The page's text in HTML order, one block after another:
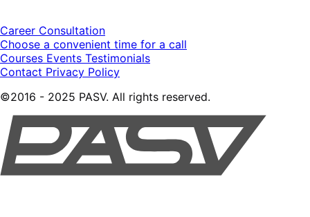
Career Consultation
Choose a convenient time for a call
Courses Events Testimonials
Contact Privacy Policy
©2016 - 2025 PASV. All rights reserved.